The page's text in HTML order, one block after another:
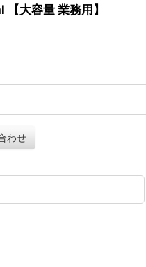
大容量 業務用】
わせ